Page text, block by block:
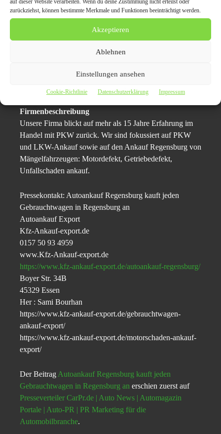
auf dieser Website verarbeiten. Wenn du deine Zustimmung nicht erteilst oder
zurückziehst, können bestimmte Merkmale und Funktionen beeinträchtigt werden.
Akzeptieren
Ablehnen
Einstellungen ansehen
Cookie-Richtlinie Datenschutzerklärung Impressum
aussprechen darf, denn seit über 15 Jahren kauft
Autoankauf in Regensburg seriöser Basis Altfahrzeuge
jeglicher Art an und leistet dabei einen exzellenten Service
mit dem kostenfreien Abtransport und Abmelden der
gebrauchten Autos. Geschulte Mitarbeiter verladen das
und leisten einen sicheren und gewissenhaften Service bei
Firmenbeschreibung
Unsere Firma blickt auf mehr als 15 Jahre Erfahrung im
Handel mit PKW zurück. Wir sind fokussiert auf PKW
und LKW-Ankauf sowie auf den Ankauf Regensburg von
Mängelfahrzeugen: Motordefekt, Getriebedefekt,
Unfallschaden ankauf.
Pressekontakt: Autoankauf Regensburg kauft jeden
Gebrauchtwagen in Regensburg an
Autoankauf Export
Kfz-Ankauf-export.de
0157 50 93 4959
www.Kfz-Ankauf-export.de
https://www.kfz-ankauf-export.de/autoankauf-regensburg/
Boyer Str. 34B
45329 Essen
Her : Sami Bourhan
https://www.kfz-ankauf-export.de/gebrauchtwagen-
ankauf-export/
https://www.kfz-ankauf-export.de/motorschaden-ankauf-
export/
Der Beitrag Autoankauf Regensburg kauft jeden
Gebrauchtwagen in Regensburg an erschien zuerst auf
Presseverteiler CarPr.de | Auto News | Automagazin
Portale | Auto-PR | PR Marketing für die
Automobilbranche.